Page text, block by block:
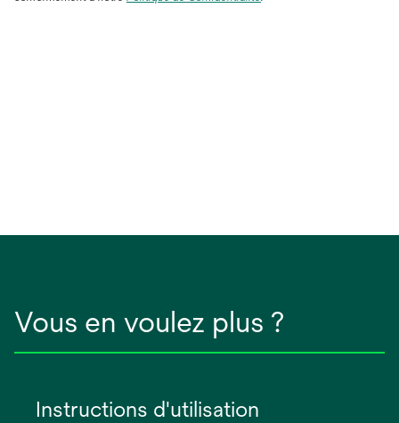
Vous en voulez plus ?
Instructions d'utilisation